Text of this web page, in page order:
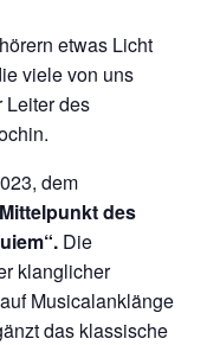
etwas Licht
viele von uns
Leiter des
dem
des
Die
klanglicher
Musicalanklänge
das klassische